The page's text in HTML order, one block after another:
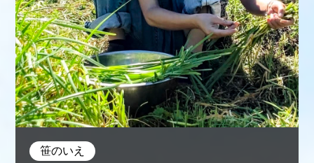
笹のいえ